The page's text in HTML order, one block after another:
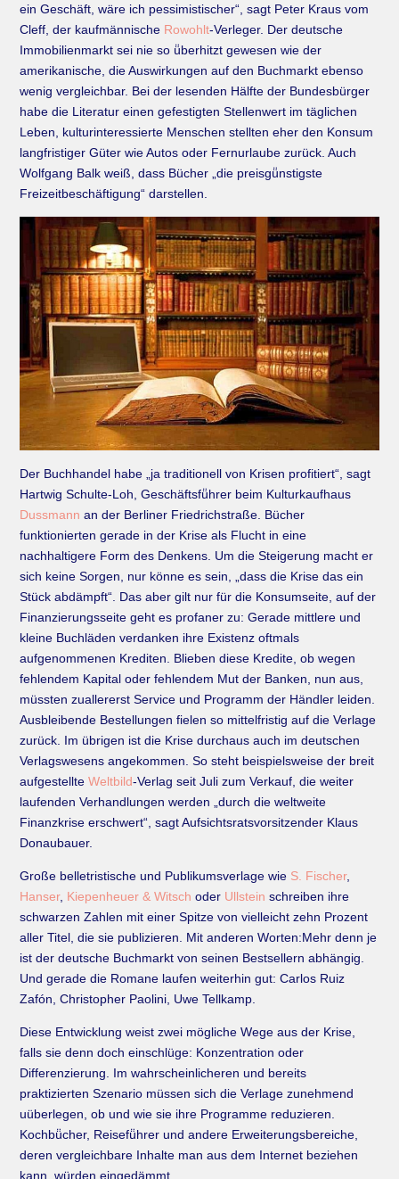
ein Geschäft, wäre ich pessimistischer“, sagt Peter Kraus vom
Cleff, der kaufmännische Rowohlt-Verleger. Der deutsche
Immobilienmarkt sei nie so ü̈berhitzt gewesen wie der
amerikanische, die Auswirkungen auf den Buchmarkt ebenso
wenig vergleichbar. Bei der lesenden Hälfte der Bundesbürger
habe die Literatur einen gefestigten Stellenwert im täglichen
Leben, kulturinteressierte Menschen stellten eher den Konsum
langfristiger Güter wie Autos oder Fernurlaube zurück. Auch
Wolfgang Balk weiß, dass Bücher „die preisgü̈nstigste
Freizeitbeschäftigung“ darstellen.
Der Buchhandel habe „ja traditionell von Krisen profitiert“, sagt
Hartwig Schulte-Loh, Geschäftsfü̈hrer beim Kulturkaufhaus
Dussmann an der Berliner Friedrichstraße. Bücher
funktionierten gerade in der Krise als Flucht in eine
nachhaltigere Form des Denkens. Um die Steigerung macht er
sich keine Sorgen, nur könne es sein, „dass die Krise das ein
Stück abdämpft“. Das aber gilt nur für die Konsumseite, auf der
Finanzierungsseite geht es profaner zu: Gerade mittlere und
kleine Buchläden verdanken ihre Existenz oftmals
aufgenommenen Krediten. Blieben diese Kredite, ob wegen
fehlendem Kapital oder fehlendem Mut der Banken, nun aus,
müssten zuallererst Service und Programm der Händler leiden.
Ausbleibende Bestellungen fielen so mittelfristig auf die Verlage
zurück. Im übrigen ist die Krise durchaus auch im deutschen
Verlagswesens angekommen. So steht beispielsweise der breit
aufgestellteWeltbild-Verlag seit Juli zum Verkauf, die weiter
laufenden Verhandlungen werden „durch die weltweite
Finanzkrise erschwert“, sagt Aufsichtsratsvorsitzender Klaus
Donaubauer.
Große belletristische und Publikumsverlage wie S. Fischer,
Hanser, Kiepenheuer & Witsch oder Ullstein schreiben ihre
schwarzen Zahlen mit einer Spitze von vielleicht zehn Prozent
aller Titel, die sie publizieren. Mit anderen Worten:Mehr denn je
ist der deutsche Buchmarkt von seinen Bestsellern abhängig.
Und gerade die Romane laufen weiterhin gut: Carlos Ruiz
Zafón, Christopher Paolini, Uwe Tellkamp.
Diese Entwicklung weist zwei mögliche Wege aus der Krise,
falls sie denn doch einschlüge: Konzentration oder
Differenzierung. Im wahrscheinlicheren und bereits
praktizierten Szenario müssen sich die Verlage zunehmend
uüberlegen, ob und wie sie ihre Programme reduzieren.
Kochbü̈cher, Reisefü̈hrer und andere Erweiterungsbereiche,
deren vergleichbare Inhalte man aus dem Internet beziehen
kann, würden eingedämmt.